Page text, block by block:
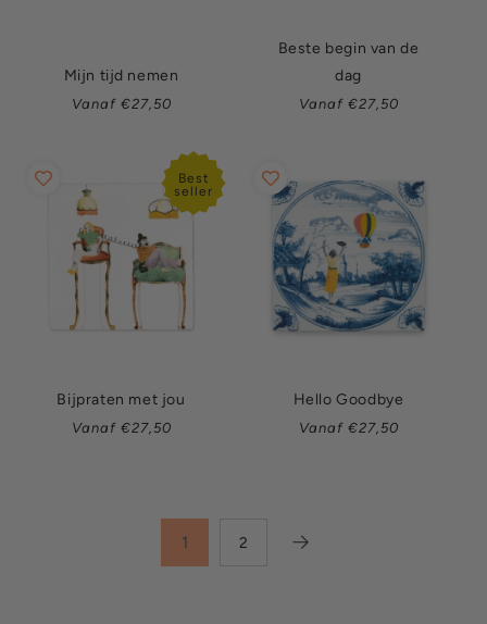
Mijn tijd nemen
Normale
Vanaf €27,50
Beste begin van de
dag
Normale
Vanaf €27,50
Best
seller
Bijpraten met jou
Normale
Vanaf €27,50
Hello Goodbye
Normale
Vanaf €27,50
1 2